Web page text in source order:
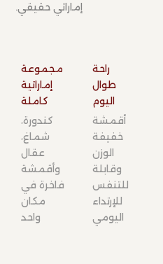
إماراتي حقيقي.
راحة
طوال
اليوم​
أقمشة
خفيفة
الوزن
وقابلة
للتنفس
للإرتداء
اليومي
مجموعة
إماراتية
كاملة​
كندورة،
شماغ،
عقال
وأقمشة
فاخرة في
مكان
واحد